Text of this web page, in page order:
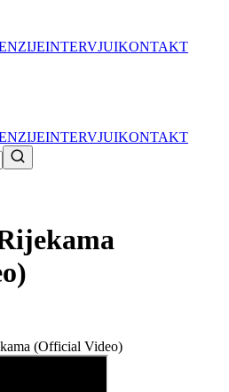
INTERVJUIKONTAKT
INTERVJUIKONTAKT
(Official Video)